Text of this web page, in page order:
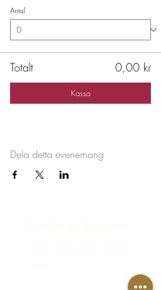
Antal
Totalt 0,00 kr
Kassa
Dela detta evenemang